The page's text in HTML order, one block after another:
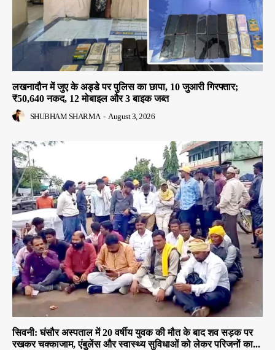
लखनादौन में जुए के अड्डे पर पुलिस का छापा, 10 जुआरी गिरफ्तार;
₹50,640 नकद, 12 मोबाइल और 3 बाइक जब्त
SHUBHAM SHARMA - August 3, 2026
सिवनी: घंसौर अस्पताल में 20 वर्षीय युवक की मौत के बाद शव सड़क पर
रखकर चक्काजाम, एंबुलेंस और स्वास्थ्य सुविधाओं को लेकर परिजनों का...